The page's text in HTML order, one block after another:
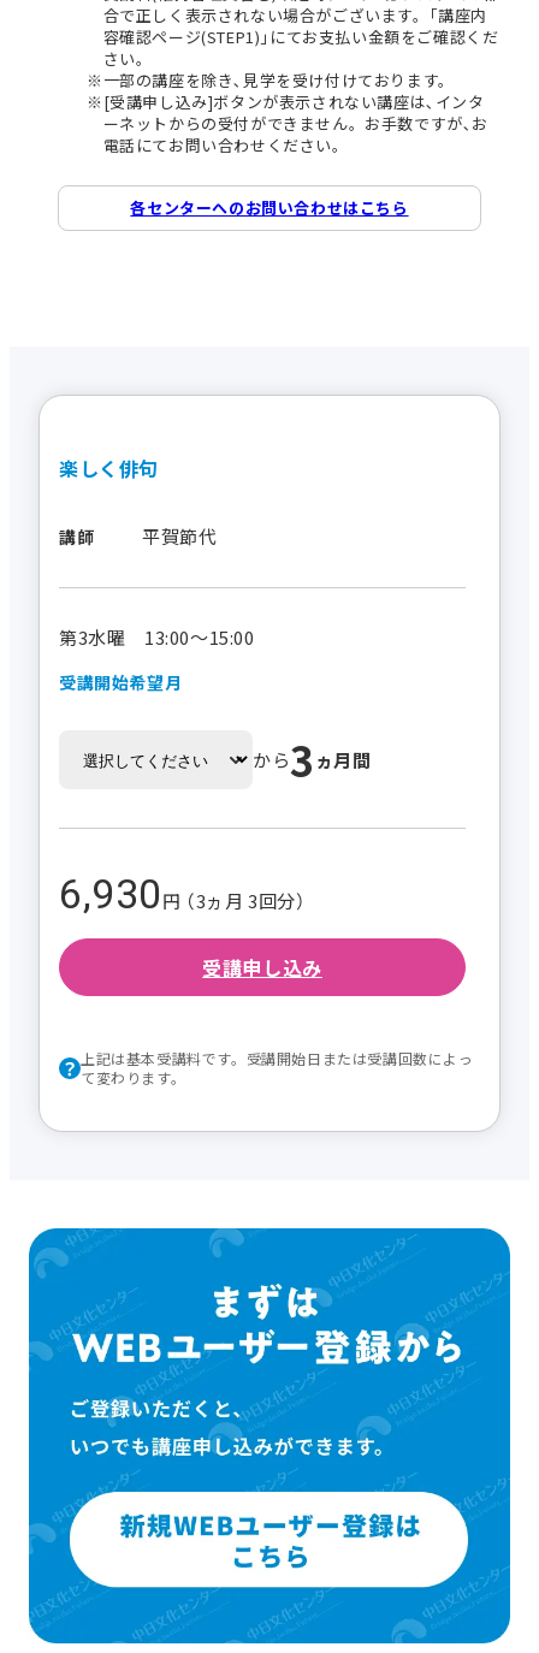
合で正しく表示されない場合がございます。｢講座内
容確認ページ(STEP1)｣にてお支払い金額をご確認くだ
さい。
一部の講座を除き､見学を受け付けております。
[受講申し込み]ボタンが表示されない講座は､インタ
ーネットからの受付ができません。お手数ですが､お
電話にてお問い合わせください。
各センターへのお問い合わせはこちら
楽しく俳句
講師 平賀節代
第3水曜 13:00～15:00
受講開始希望月
から3 ヵ月間
6,930円 （3ヵ月 3回分）
受講申し込み
上記は基本受講料です。受講開始日または受講回数によっ
て変わります。